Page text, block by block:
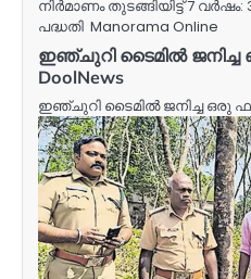
നിർമാണം തുടങ്ങിയിട്ട് 7
പദ്ധതി Manorama Online
ഇഞ്ചുറി ടൈമില്‍
DoolNews
ഇഞ്ചുറി ടൈമില്‍ ജനിച്ച ഒരു